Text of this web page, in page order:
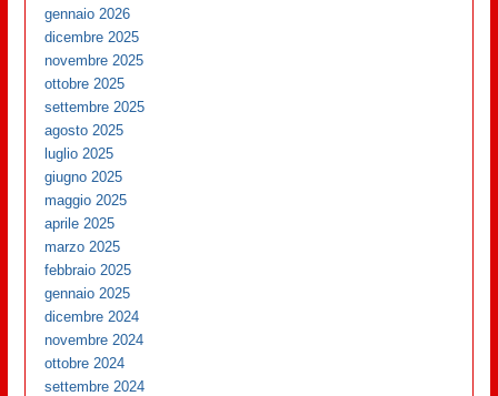
gennaio 2026
dicembre 2025
novembre 2025
ottobre 2025
settembre 2025
agosto 2025
luglio 2025
giugno 2025
maggio 2025
aprile 2025
marzo 2025
febbraio 2025
gennaio 2025
dicembre 2024
novembre 2024
ottobre 2024
settembre 2024